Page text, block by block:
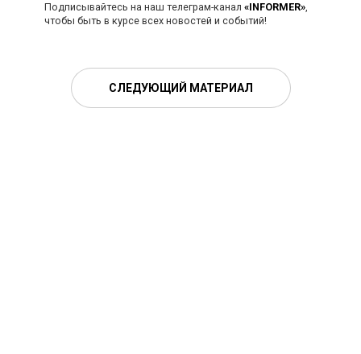
Подписывайтесь на наш телеграм-канал «INFORMER»,
чтобы быть в курсе всех новостей и событий!
СЛЕДУЮЩИЙ МАТЕРИАЛ